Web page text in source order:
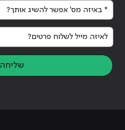
* באיזה מס' אפשר להשיג אותך?
לאיזה מייל לשלוח פרטים?
שליחה